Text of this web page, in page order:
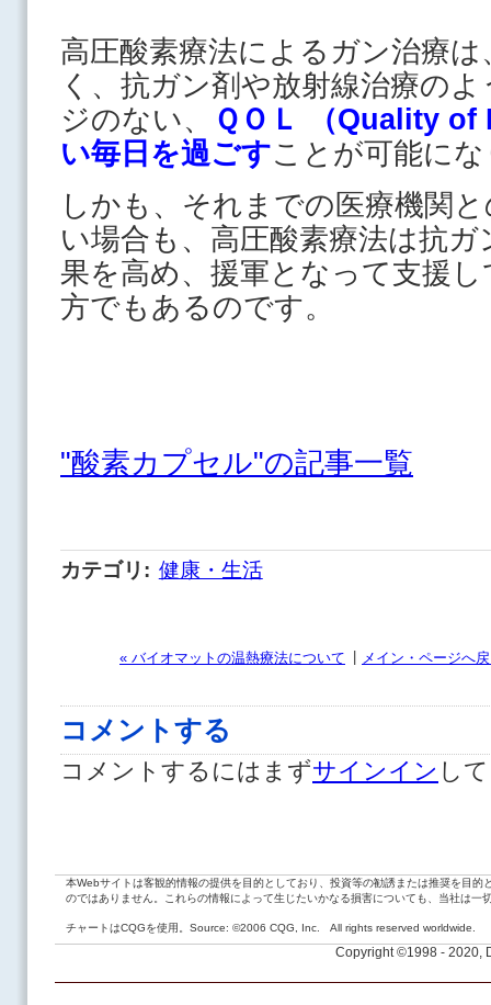
高圧酸素療法によるガン治療
く、抗ガン剤や放射線治療の
ジのない、
ＱＯＬ （Quality of
い毎日を過ごすことが可能に
しかも、それまでの医療機関
い場合も、高圧酸素療法は抗
果を高め、援軍となって支援
方でもあるのです。
"酸素カプセル"の記事一覧
カテゴリ : 健康・生活
« バイオマットの温熱療法について メイン・ページへ
コメントする
コメントするにはまずサインイン し
本Webサイトは客観的情報の提供を目的としており、投資等の勧誘または推奨を目
のではありません。これらの情報によって生じたいかなる損害についても、当社は一
チャートはCQGを使用。Source: ©2006 CQG, Inc. All rights reserved worldwide.
Copyright ©1998 - 2020,